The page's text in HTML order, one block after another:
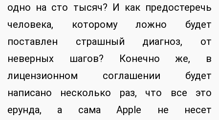
одно на сто тысяч? И как предостеречь
человека, которому ложно будет
поставлен страшный диагноз, от
неверных шагов? Конечно же, в
лицензионном соглашении будет
написано несколько раз, что все это
ерунда, а сама Apple не несет